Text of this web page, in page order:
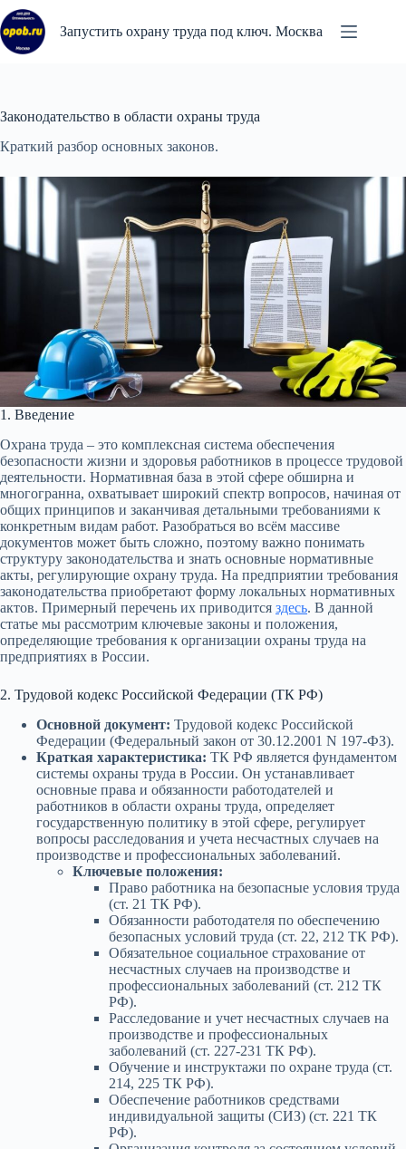
Перейти
к
сути
Запустить охрану труда под ключ. Москва
Законодательство в области охраны труда
Краткий разбор основных законов.
1. Введение
Охрана труда – это комплексная система обеспечения
безопасности жизни и здоровья работников в процессе трудовой
деятельности. Нормативная база в этой сфере обширна и
многогранна, охватывает широкий спектр вопросов, начиная от
общих принципов и заканчивая детальными требованиями к
конкретным видам работ. Разобраться во всём массиве
документов может быть сложно, поэтому важно понимать
структуру законодательства и знать основные нормативные
акты, регулирующие охрану труда. На предприятии требования
законодательства приобретают форму локальных нормативных
актов. Примерный перечень их приводится здесь. В данной
статье мы рассмотрим ключевые законы и положения,
определяющие требования к организации охраны труда на
предприятиях в России.
2. Трудовой кодекс Российской Федерации (ТК РФ)
Основной документ: Трудовой кодекс Российской
Федерации (Федеральный закон от 30.12.2001 N 197-ФЗ).
Краткая характеристика: ТК РФ является фундаментом
системы охраны труда в России. Он устанавливает
основные права и обязанности работодателей и
работников в области охраны труда, определяет
государственную политику в этой сфере, регулирует
вопросы расследования и учета несчастных случаев на
производстве и профессиональных заболеваний.
Ключевые положения:
Право работника на безопасные условия труда
(ст. 21 ТК РФ).
Обязанности работодателя по обеспечению
безопасных условий труда (ст. 22, 212 ТК РФ).
Обязательное социальное страхование от
несчастных случаев на производстве и
профессиональных заболеваний (ст. 212 ТК
РФ).
Расследование и учет несчастных случаев на
производстве и профессиональных
заболеваний (ст. 227-231 ТК РФ).
Обучение и инструктажи по охране труда (ст.
214, 225 ТК РФ).
Обеспечение работников средствами
индивидуальной защиты (СИЗ) (ст. 221 ТК
РФ).